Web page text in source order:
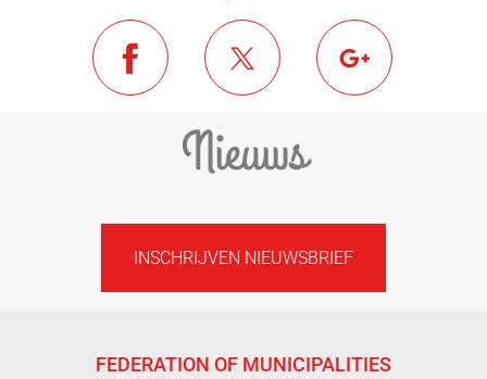
Nieuws
INSCHRIJVEN NIEUWSBRIEF
FEDERATION OF MUNICIPALITIES